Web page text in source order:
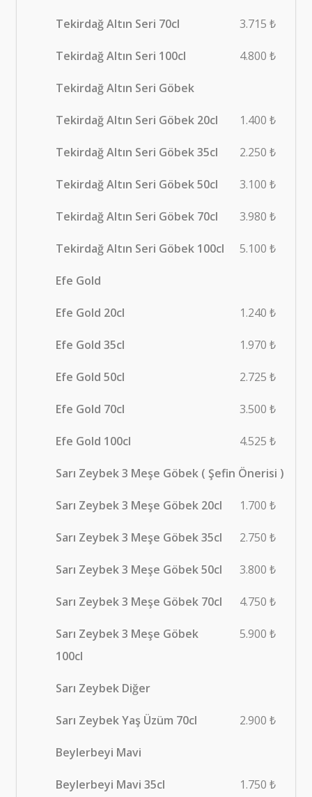
Tekirdağ Altın Seri 70cl 3.715 ₺
Tekirdağ Altın Seri 100cl 4.800 ₺
Tekirdağ Altın Seri Göbek
Tekirdağ Altın Seri Göbek 20cl 1.400 ₺
Tekirdağ Altın Seri Göbek 35cl 2.250 ₺
Tekirdağ Altın Seri Göbek 50cl 3.100 ₺
Tekirdağ Altın Seri Göbek 70cl 3.980 ₺
Tekirdağ Altın Seri Göbek 100cl 5.100 ₺
Efe Gold
Efe Gold 20cl 1.240 ₺
Efe Gold 35cl 1.970 ₺
Efe Gold 50cl 2.725 ₺
Efe Gold 70cl 3.500 ₺
Efe Gold 100cl 4.525 ₺
Sarı Zeybek 3 Meşe Göbek ( Şefin Önerisi )
Sarı Zeybek 3 Meşe Göbek 20cl 1.700 ₺
Sarı Zeybek 3 Meşe Göbek 35cl 2.750 ₺
Sarı Zeybek 3 Meşe Göbek 50cl 3.800 ₺
Sarı Zeybek 3 Meşe Göbek 70cl 4.750 ₺
Sarı Zeybek 3 Meşe Göbek
100cl
5.900 ₺
Sarı Zeybek Diğer
Sarı Zeybek Yaş Üzüm 70cl 2.900 ₺
Beylerbeyi Mavi
Beylerbeyi Mavi 35cl 1.750 ₺